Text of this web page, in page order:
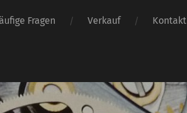
Fragen Verkauf Kontakt